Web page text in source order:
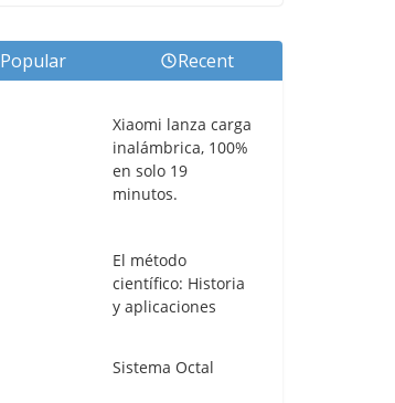
Popular Recent
Xiaomi lanza carga
inalámbrica, 100%
en solo 19
minutos.
El método
científico: Historia
y aplicaciones
Sistema Octal